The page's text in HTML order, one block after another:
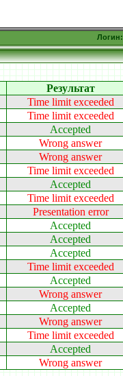
Логин:
Результат
Time limit exceeded
Time limit exceeded
Accepted
Wrong answer
Wrong answer
Time limit exceeded
Accepted
Time limit exceeded
Presentation error
Accepted
Accepted
Accepted
Time limit exceeded
Accepted
Wrong answer
Accepted
Wrong answer
Time limit exceeded
Accepted
Wrong answer